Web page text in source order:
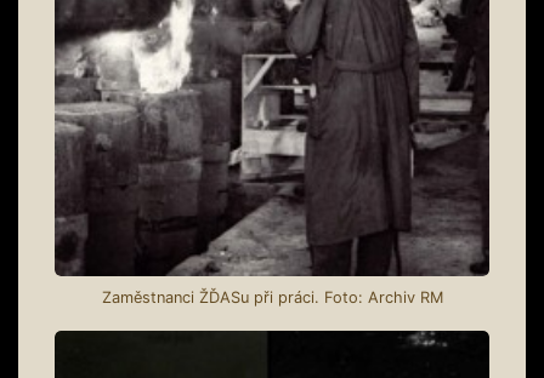
Zaměstnanci ŽĎASu při práci. Foto: Archiv RM